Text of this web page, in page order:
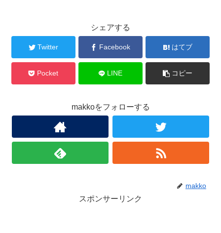
シェアする
Twitter Facebook はてブ
Pocket LINE コピー
makkoをフォローする
makko
スポンサーリンク